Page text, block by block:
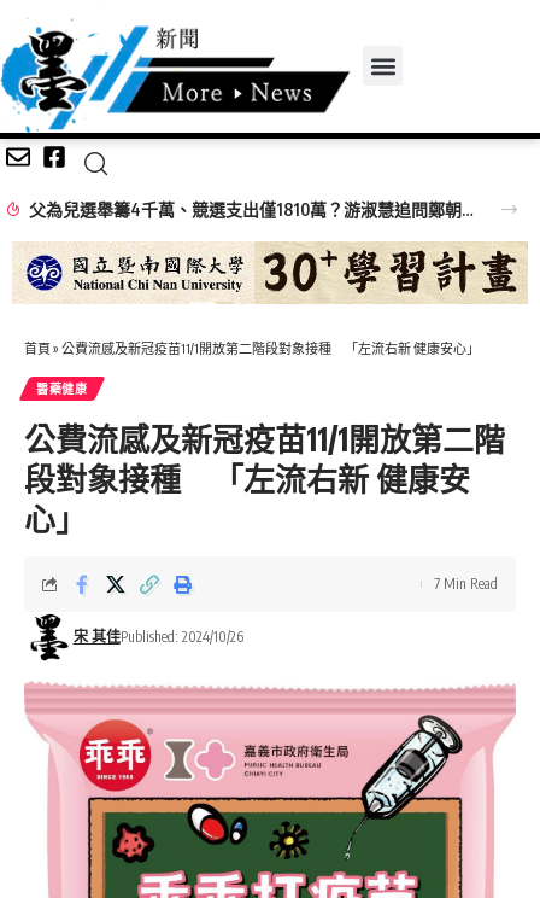
父為兒選舉籌4千萬、競選支出僅1810萬？游淑慧追問鄭朝方：2190萬差額去哪了
首頁 » 公費流感及新冠疫苗11/1開放第二階段對象接種 「左流右新 健康安心」
醫藥健康
公費流感及新冠疫苗11/1開放第二階
段對象接種 「左流右新 健康安
心」
宋 其佳Published: 2024/10/26
7 Min Read